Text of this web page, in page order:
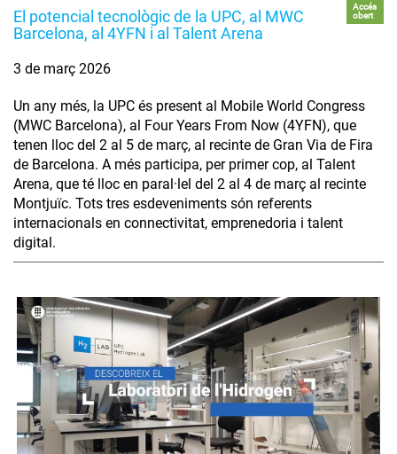
El potencial tecnològic de la UPC, al MWC
Barcelona, al 4YFN i al Talent Arena
Accés
obert
3 de març 2026
Un any més, la UPC és present al Mobile World Congress
(MWC Barcelona), al Four Years From Now (4YFN), que
tenen lloc del 2 al 5 de març, al recinte de Gran Via de Fira
de Barcelona. A més participa, per primer cop, al Talent
Arena, que té lloc en paral·lel del 2 al 4 de març al recinte
Montjuïc. Tots tres esdeveniments són referents
internacionals en connectivitat, emprenedoria i talent
digital.